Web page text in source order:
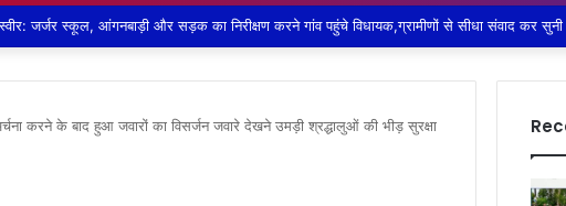
करने के बाद हुआ जवारों का विसर्जन जवारे देखने उमड़ी श्रद्धालुओं की भीड़ सुरक्षा